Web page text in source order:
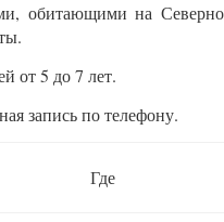
обитающими на
от 5 до 7 лет.
запись по телефону.
Где